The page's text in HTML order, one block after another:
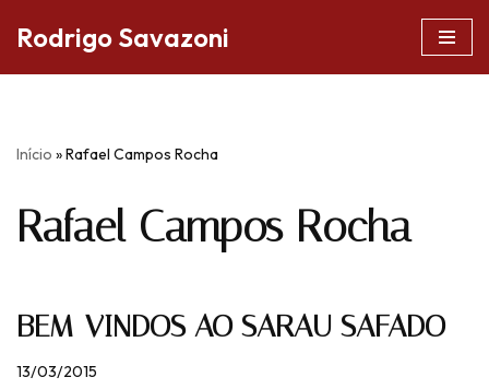
conteúdo
Rodrigo Savazoni
Início »Rafael Campos Rocha
Rafael Campos Rocha
BEM-VINDOS AO SARAU SAFADO
13/03/2015